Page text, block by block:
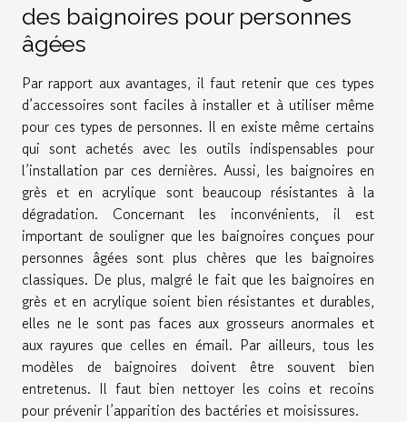
des baignoires pour personnes
âgées
Par rapport aux avantages, il faut retenir que ces types
d’accessoires sont faciles à installer et à utiliser même
pour ces types de personnes. Il en existe même certains
qui sont achetés avec les outils indispensables pour
l’installation par ces dernières. Aussi, les baignoires en
grès et en acrylique sont beaucoup résistantes à la
dégradation. Concernant les inconvénients, il est
important de souligner que les baignoires conçues pour
personnes âgées sont plus chères que les baignoires
classiques. De plus, malgré le fait que les baignoires en
grès et en acrylique soient bien résistantes et durables,
elles ne le sont pas faces aux grosseurs anormales et
aux rayures que celles en émail. Par ailleurs, tous les
modèles de baignoires doivent être souvent bien
entretenus. Il faut bien nettoyer les coins et recoins
pour prévenir l’apparition des bactéries et moisissures.